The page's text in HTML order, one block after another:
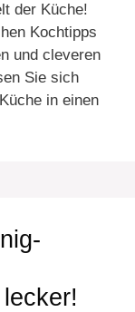
der Küche!
Kochtipps
und cleveren
Sie sich
in einen